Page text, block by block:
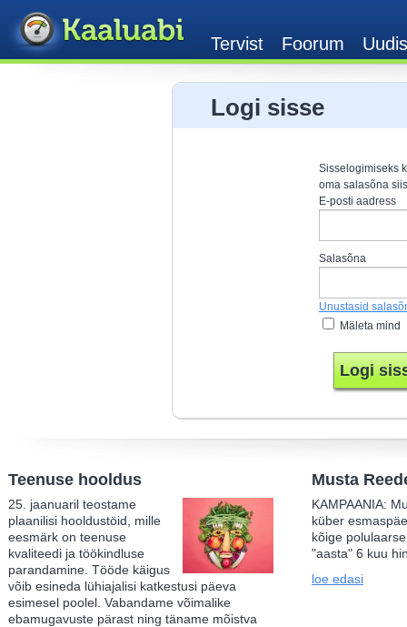
Tervist Foorum
Logi sisse
Sisselogimiseks
oma salasõna
E-posti aadress
Salasõna
Unustasid
Mäleta mind
Teenuse hooldus
25. jaanuaril teostame
plaanilisi hooldustöid, mille
eesmärk on teenuse
kvaliteedi ja töökindluse
parandamine. Tööde käigus
võib esineda lühiajalisi katkestusi päeva
esimesel poolel. Vabandame võimalike
ebamugavuste pärast ning täname mõistva
Musta
KAMPAANIA:
küber
kõige
"aasta" 6 kuu
loe edasi